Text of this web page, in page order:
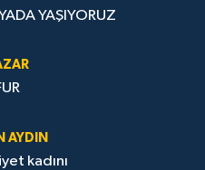
YAŞIYORUZ
AYDIN
kadını